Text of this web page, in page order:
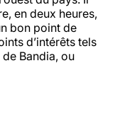
en deux heures,
bon point de
d’intérêts tels
Bandia, ou